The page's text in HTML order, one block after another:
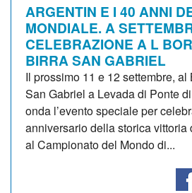
ARGENTIN E I 40 ANNI
MONDIALE. A
CELEBRAZIONE A L
BIRRA SAN GABRIEL
Il prossimo 11 e 12 settembre,
San Gabriel a Levada di Ponte
onda l’evento speciale per
anniversario della storica vittoria
al Campionato del Mondo di...